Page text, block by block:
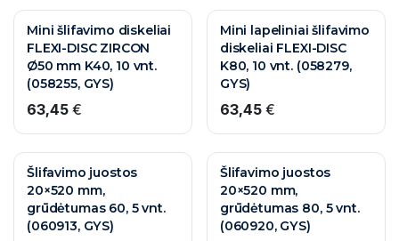
Mini šlifavimo diskeliai
FLEXI-DISC ZIRCON
Ø50 mm K40, 10 vnt.
(058255, GYS)
63,45 €
Mini lapeliniai šlifavimo
diskeliai FLEXI-DISC
K80, 10 vnt. (058279,
GYS)
63,45€
Šlifavimo juostos
20×520 mm,
grūdėtumas 60, 5 vnt.
(060913, GYS)
Šlifavimo juostos
20×520 mm,
grūdėtumas 80, 5 vnt.
(060920, GYS)